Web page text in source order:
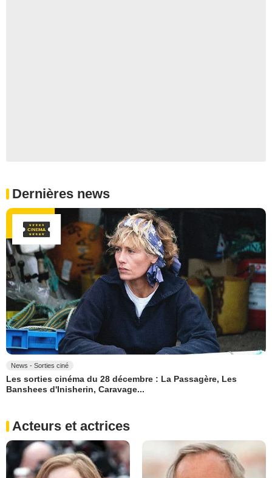
Dernières news
News - Sorties ciné
Les sorties cinéma du 28 décembre : La Passagère, Les
Banshees d'Inisherin, Caravage...
Acteurs et actrices